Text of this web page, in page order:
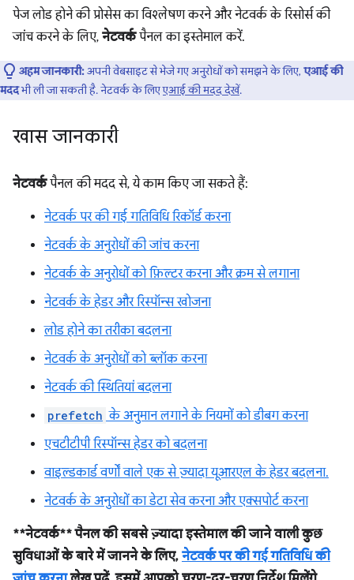
पेज लोड होने की प्रोसेस का विश्लेषण करने और नेटवर्क के रिसोर्स की
जांच करने के लिए, नेटवर्कपैनल का इस्तेमाल करें.
अहम जानकारी:अपनी वेबसाइट से भेजे गए अनुरोधों को समझने के लिए, एआई की
मददभी ली जा सकती है. नेटवर्क के लिएएआई की मदद देखें.
खास जानकारी
नेटवर्कपैनल की मदद से, ये काम किए जा सकते हैं:
नेटवर्क पर की गई गतिविधि रिकॉर्ड करना
नेटवर्क के अनुरोधों की जांच करना
नेटवर्क के अनुरोधों को फ़िल्टर करना और क्रम से लगाना
नेटवर्क के हेडर और रिस्पॉन्स खोजना
लोड होने का तरीका बदलना
नेटवर्क के अनुरोधों को ब्लॉक करना
नेटवर्क की स्थितियां बदलना
prefetch के अनुमान लगाने के नियमों को डीबग करना
एचटीटीपी रिस्पॉन्स हेडर को बदलना
वाइल्डकार्ड वर्णों वाले एक से ज़्यादा यूआरएल के हेडर बदलना.
नेटवर्क के अनुरोधों का डेटा सेव करना और एक्सपोर्ट करना
**नेटवर्क** पैनल की सबसे ज़्यादा इस्तेमाल की जाने वाली कुछ
सुविधाओं के बारे में जानने के लिए, नेटवर्क पर की गई गतिविधि की